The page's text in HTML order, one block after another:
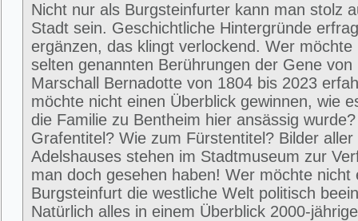
Nicht nur als Burgsteinfurter kann man stolz
Stadt sein. Geschichtliche Hintergründe
ergänzen, das klingt verlockend. Wer möchte
selten genannten Berührungen der Gene von
Marschall Bernadotte von 1804 bis 2023
möchte nicht einen Überblick gewinnen, wie
die Familie zu Bentheim hier ansässig
Grafentitel? Wie zum Fürstentitel? Bilder
Adelshauses stehen im Stadtmuseum zur
man doch gesehen haben! Wer möchte nicht
Burgsteinfurt die westliche Welt politisch
Natürlich alles in einem Überblick 2000-